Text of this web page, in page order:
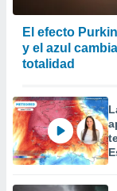
El efecto
y el azul
totalidad